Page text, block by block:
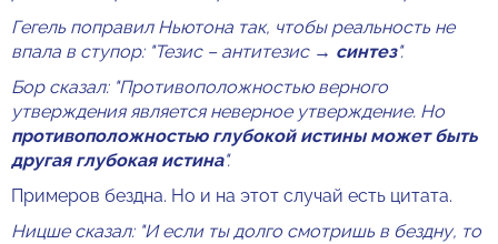
Гегель поправил Ньютона так, чтобы реальность не
впала в ступор: "Тезис – антитезис → синтез".
Бор сказал: "Противоположностью верного
утверждения является неверное утверждение. Но
противоположностью глубокой истины может быть
другая глубокая истина".
Примеров бездна. Но и на этот случай есть цитата.
Ницше сказал: "И если ты долго смотришь в бездну, то